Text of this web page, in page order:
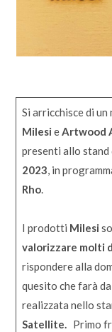
Si arricchisce di
Milesi eArtwood
presenti allo stand
2023, in
Rho.
I prodotti Milesi
valorizzare molti
rispondere alla
quesito che farà
realizzata nello
Satellite.Primo